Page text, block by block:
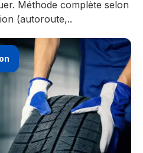
Méthode complète selon
(autoroute,..